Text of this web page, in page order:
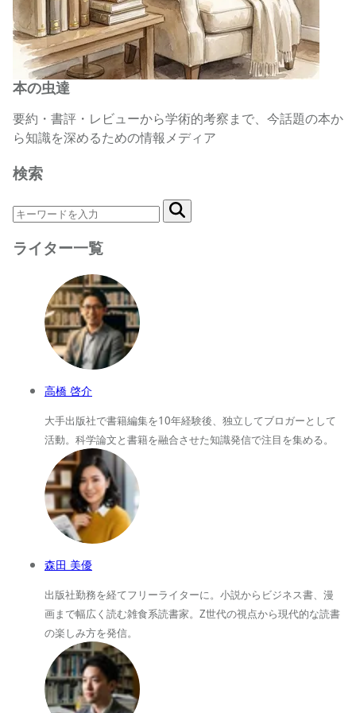
本の虫達
要約・書評・レビューから学術的考察まで、今話題の本か
ら知識を深めるための情報メディア
検索
ライター一覧
高橋 啓介
大手出版社で書籍編集を10年経験後、独立してブロガーとして
活動。科学論文と書籍を融合させた知識発信で注目を集める。
森田 美優
出版社勤務を経てフリーライターに。小説からビジネス書、漫
画まで幅広く読む雑食系読書家。Z世代の視点から現代的な読書
の楽しみ方を発信。